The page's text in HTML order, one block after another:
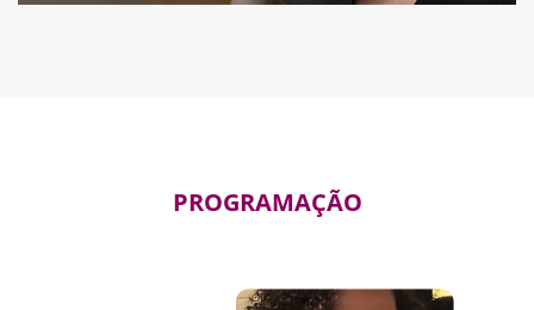
PROGRAMAÇÃO